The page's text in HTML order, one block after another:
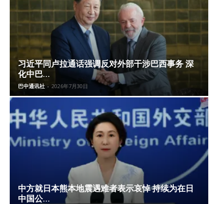
习近平同卢拉通话强调反对外部干涉巴西事务 深
化中巴...
巴中通讯社 - 2026年7月30日
中方就日本熊本地震遇难者表示哀悼 持续为在日
中国公...